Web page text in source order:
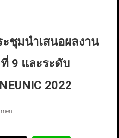
ชุมนำเสนอผลงาน
9 และระดับ
2022